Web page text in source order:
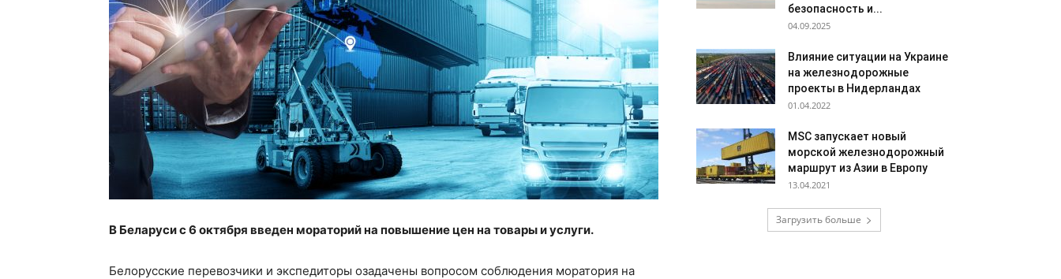
В Беларуси с 6 октября введен мораторий на повышение цен на товары и услуги.
Белорусские перевозчики и экспедиторы озадачены вопросом соблюдения моратория на
безопасность и...
04.09.2025
Влияние ситуации на Украине
на железнодорожные
проекты в Нидерландах
01.04.2022
MSC запускает новый
морской железнодорожный
маршрут из Азии в Европу
13.04.2021
Загрузить больше